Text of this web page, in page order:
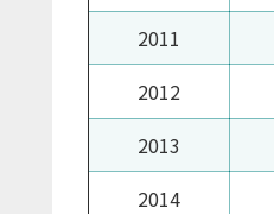
2011
2012
2013
2014